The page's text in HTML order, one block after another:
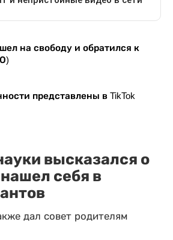
на свободу и обратился к
представлены в TikTok
высказался о
себя в
дал совет родителям